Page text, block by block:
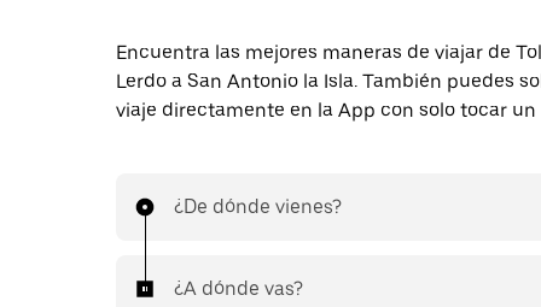
Encuentra las mejores maneras de viajar de
Lerdo a San Antonio la Isla. También puedes
viaje directamente en la App con solo tocar un
¿De dónde vienes?
¿A dónde vas?